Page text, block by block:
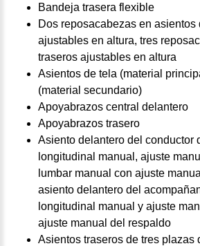
Bandeja trasera flexible
Dos reposacabezas en asientos
ajustables en altura, tres
traseros ajustables en altura
Asientos de tela (material
(material secundario)
Apoyabrazos central delantero
Apoyabrazos trasero
Asiento delantero del conductor
longitudinal manual, ajuste
lumbar manual con ajuste
asiento delantero del
longitudinal manual y ajuste
ajuste manual del respaldo
Asientos traseros de tres plazas